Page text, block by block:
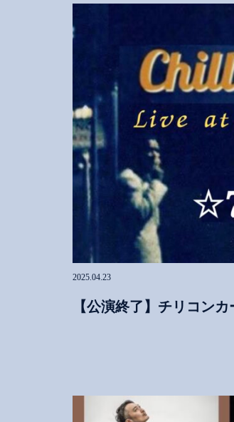
2025.04.23
【公演終了】チリコン